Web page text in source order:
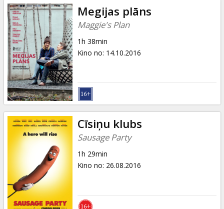
B2B
Kino
Klubs
Megijas plāns
Maggie's Plan
1h 38min
Kino no: 14.10.2016
Cīsiņu klubs
Sausage Party
1h 29min
Kino no: 26.08.2016